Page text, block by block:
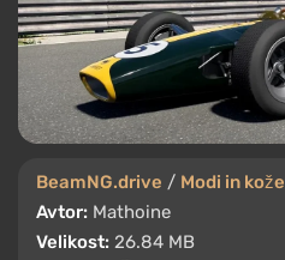
BeamNG.drive / Modi in kože
Avtor: Mathoine
Velikost: 26.84 MB